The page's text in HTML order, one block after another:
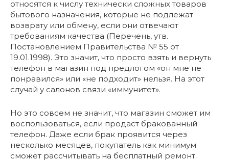
относятся к числу технически сложных товаров
бытового назначения, которые не подлежат
возврату или обмену, если они отвечают
требованиям качества (Перечень, утв.
Постановлением Правительства № 55 от
19.01.1998). Это значит, что просто взять и вернуть
телефон в магазин под предлогом «он мне не
понравился» или «не подходит» нельзя. На этот
случай у салонов связи «иммунитет».
Но это совсем не значит, что магазин сможет им
воспользоваться, если продаст бракованный
телефон. Даже если брак проявится через
несколько месяцев, покупатель как минимум
сможет рассчитывать на бесплатный ремонт.